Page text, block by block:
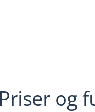
Priser og